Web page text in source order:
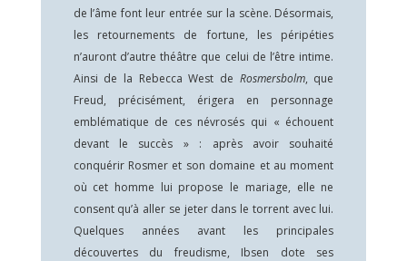
de l’âme font leur entrée sur la scène. Désormais,
les retournements de fortune, les péripéties
n’auront d’autre théâtre que celui de l’être intime.
Ainsi de la Rebecca West de Rosmersbolm, que
Freud, précisément, érigera en personnage
emblématique de ces névrosés qui « échouent
devant le succès » : après avoir souhaité
conquérir Rosmer et son domaine et au moment
où cet homme lui propose le mariage, elle ne
consent qu’à aller se jeter dans le torrent avec lui.
Quelques années avant les principales
découvertes du freudisme, Ibsen dote ses